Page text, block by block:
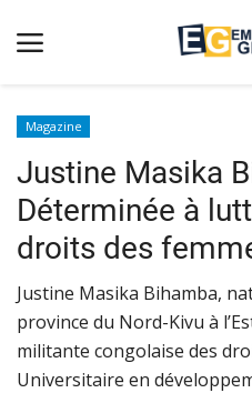
Accueil
Contact
Emergence
Galerie
Terms & Conditions
Nos Publications
Magazine
Justine Masika
Déterminée à
droits des
​​​​​​​Justine Masika Bihamba,
province du Nord-Kivu à
militante congolaise des
Universitaire en